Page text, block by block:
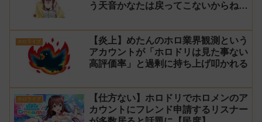
う天音かなたは戻ってこないからね」
ホロライブ
【炎上】めたんのホロ業界観測という
アカウントが「ホロドリは見た事ない
高評価率」と過剰に持ち上げ叩かれる
ホロライブ
【仕方ない】ホロドリでホロメンのア
カウントにフレンド申請するリスナー